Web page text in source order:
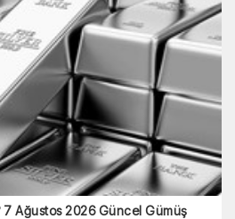
7 Ağustos 2026 Güncel Gümüş